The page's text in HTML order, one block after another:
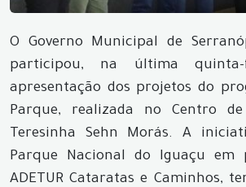
O Governo Municipal de
participou, na última
apresentação dos projetos do
Parque, realizada no Centro
Teresinha Sehn Morás. A
Parque Nacional do Iguaçu em
ADETUR Cataratas e Caminhos,